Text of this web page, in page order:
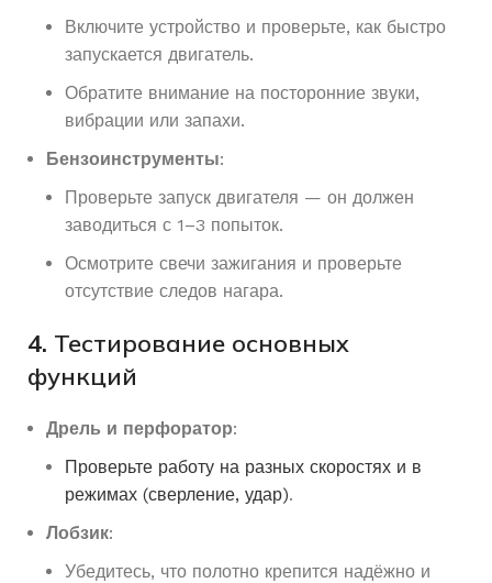
Включите устройство и проверьте, как быстро
запускается двигатель.
Обратите внимание на посторонние звуки,
вибрации или запахи.
Бензоинструменты:
Проверьте запуск двигателя — он должен
заводиться с 1–3 попыток.
Осмотрите свечи зажигания и проверьте
отсутствие следов нагара.
4. Тестирование основных
функций
Дрель и перфоратор:
Проверьте работу на разных скоростях и в
режимах (сверление, удар).
Лобзик:
Убедитесь, что полотно крепится надёжно и